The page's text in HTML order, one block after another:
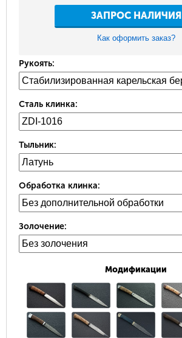
ЗАПРОС НАЛИЧИЯ
Как оформить заказ?
Рукоять:
Сталь клинка:
Тыльник:
Обработка клинка:
Золочение:
Модификации